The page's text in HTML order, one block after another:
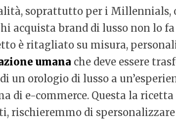
soprattutto per i Millennials,
acquista brand di lusso non lo
è ritagliato su misura,
umana che deve essere
un orologio di lusso a
di e-commerce. Questa la
rischieremmo di spersonalizzare